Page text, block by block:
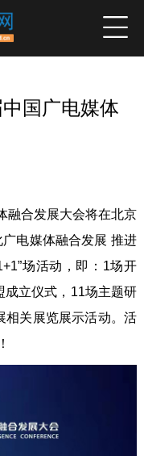
新品 高端访谈
国广电媒体
融合发展大会将在北京
电媒体融合发展 推进
场活动，即：1场开
成立仪式，11场主题研
相关展览展示活动。活